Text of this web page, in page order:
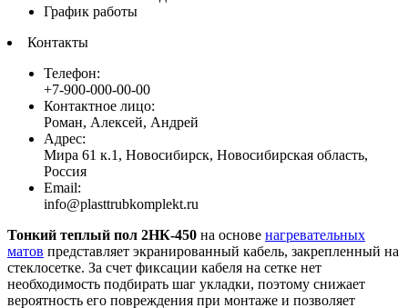
График работы
Контакты
Телефон:
+7-900-000-00-00
Контактное лицо:
Роман, Алексей, Андрей
Адрес:
Мира 61 к.1, Новосибирск, Новосибирская область,
Россия
Email:
info@plasttrubkomplekt.ru
Тонкий теплый пол 2НК-450 на основе нагревательных
матов представляет экранированный кабель, закрепленный на
стеклосетке. За счет фиксации кабеля на сетке нет
необходимость подбирать шаг укладки, поэтому снижает
вероятность его повреждения при монтаже и позволяет